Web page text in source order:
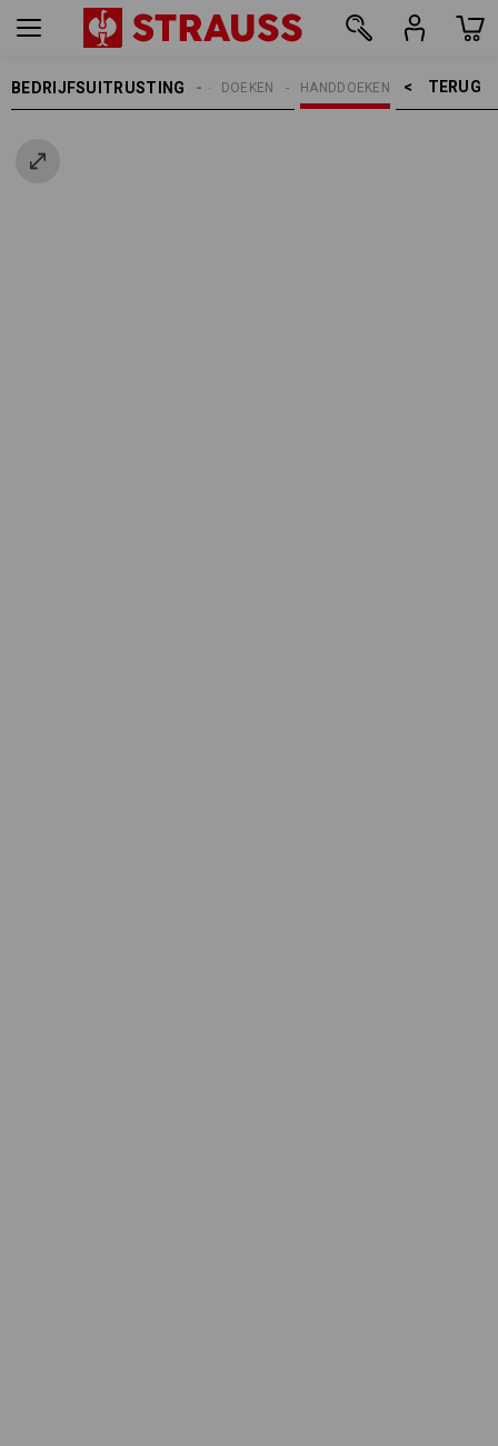
BEDRIJFSUITRUSTING TERUG    >
HANDDOEKEN
DOEKEN
REINIGING